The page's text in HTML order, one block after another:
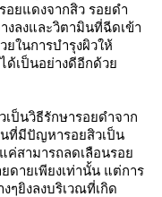
อยแดงจากสิว รอยดำ
งลงและวิตามินที่ฉีดเข้า
ในการบำรุงผิวให้
ด้เป็นอย่างดีอีกด้วย
เป็นวิธีรักษารอยดำจาก
ที่มีปัญหารอยสิวเป็น
ค่สามารถลดเลือนรอย
ดายเพียงเท่านั้น แต่การ
ๆยิงลงบริเวณที่เกิด